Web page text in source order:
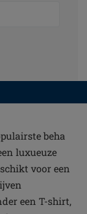
beha
luxueuze
voor een
een T-shirt,